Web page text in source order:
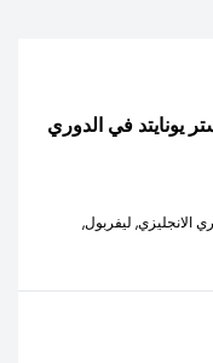
يونايتد في الدوري
الانجليزي, ليفربول,